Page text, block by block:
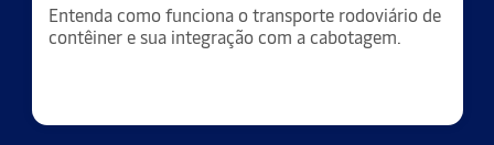
Entenda como funciona o transporte rodoviário de
contêiner e sua integração com a cabotagem.